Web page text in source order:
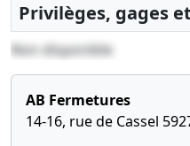
Privilèges, gages
Non disponible
AB Fermetures
14-16, rue de Cassel